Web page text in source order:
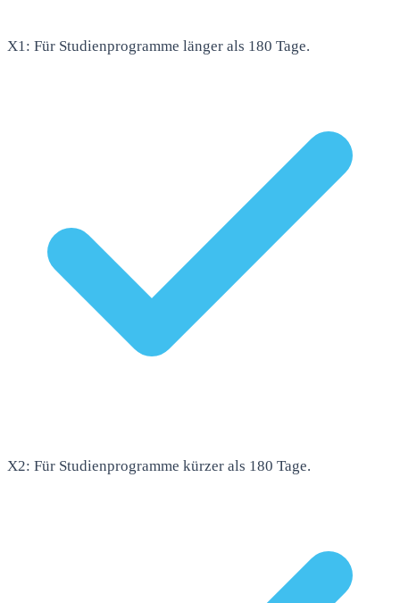
X1: Für Studienprogramme länger als 180 Tage.
X2: Für Studienprogramme kürzer als 180 Tage.